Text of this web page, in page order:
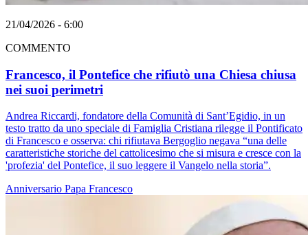
21/04/2026 - 6:00
COMMENTO
Francesco, il Pontefice che rifiutò una Chiesa chiusa
nei suoi perimetri
Andrea Riccardi, fondatore della Comunità di Sant’Egidio, in un
testo tratto da uno speciale di Famiglia Cristiana rilegge il Pontificato
di Francesco e osserva: chi rifiutava Bergoglio negava “una delle
caratteristiche storiche del cattolicesimo che si misura e cresce con la
'profezia' del Pontefice, il suo leggere il Vangelo nella storia”.
Anniversario Papa Francesco